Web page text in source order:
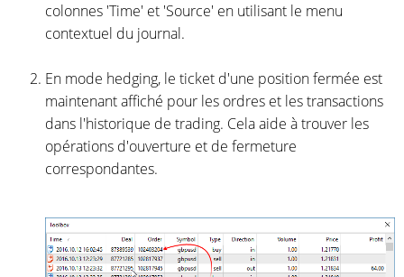
colonnes 'Time' et 'Source' en utilisant le menu
contextuel du journal.
En mode hedging, le ticket d'une position fermée est
maintenant affiché pour les ordres et les transactions
dans l'historique de trading. Cela aide à trouver les
opérations d'ouverture et de fermeture
correspondantes.